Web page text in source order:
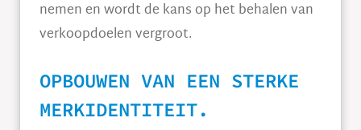
nemen en wordt de kans op het behalen van
verkoopdoelen vergroot.
OPBOUWEN VAN EEN STERKE
MERKIDENTITEIT.